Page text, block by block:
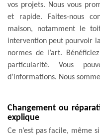
vos projets. Nous vous
et rapide. Faites-nous
maison, notamment le
intervention peut pourvoir
normes de l’art.
particularité. Vous
d’informations. Nous
Changement ou
explique
Ce n’est pas facile, même